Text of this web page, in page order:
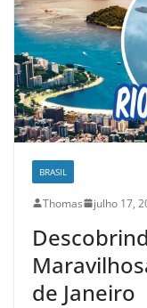
BRASIL
Thomas julho 17,
de Janeiro